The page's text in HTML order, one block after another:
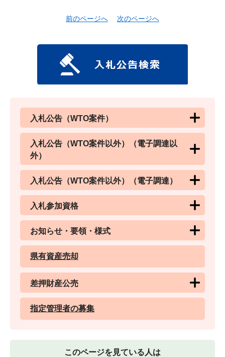
前のページへ 次のページへ
入札公告（WTO案件）
入札公告（WTO案件以外）（電子調達以
外）
入札公告（WTO案件以外）（電子調達）
入札参加資格
お知らせ・要領・様式
県有資産売却
差押財産公売
指定管理者の募集
このページを見ている人は